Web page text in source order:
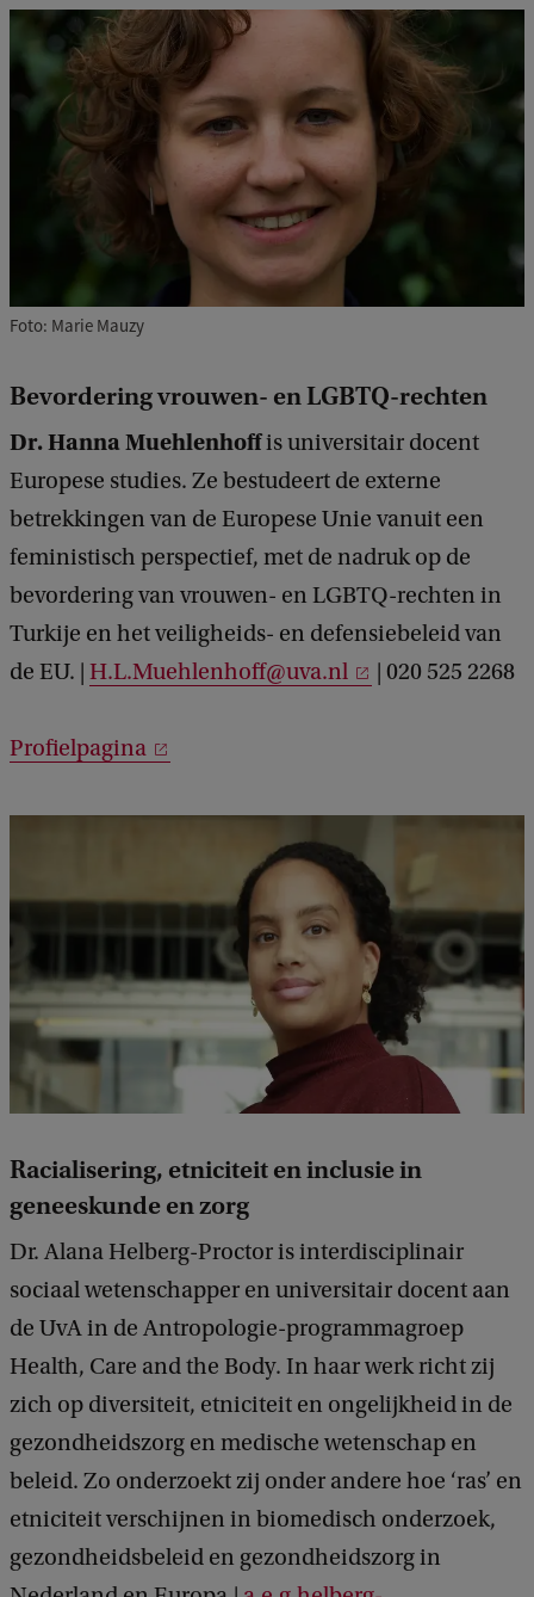
Foto: Marie Mauzy
Bevordering vrouwen- en LGBTQ-rechten
Dr. Hanna Muehlenhoffis universitair docent
Europese studies. Ze bestudeert de externe
betrekkingen van de Europese Unie vanuit een
feministisch perspectief, met de nadruk op de
bevordering van vrouwen- en LGBTQ-rechten in
Turkije en het veiligheids- en defensiebeleid van
de EU. | H.L.Muehlenhoff@uva.nl | 020 525 2268
Profielpagina
Racialisering, etniciteit en inclusie in
geneeskunde en zorg
Dr. Alana Helberg-Proctor is interdisciplinair
sociaal wetenschapper en universitair docent aan
de UvA in de Antropologie-programmagroep
Health, Care and the Body. In haar werk richt zij
zich op diversiteit, etniciteit en ongelijkheid in de
gezondheidszorg en medische wetenschap en
beleid. Zo onderzoekt zij onder andere hoe ‘ras’ en
etniciteit verschijnen in biomedisch onderzoek,
gezondheidsbeleid en gezondheidszorg in